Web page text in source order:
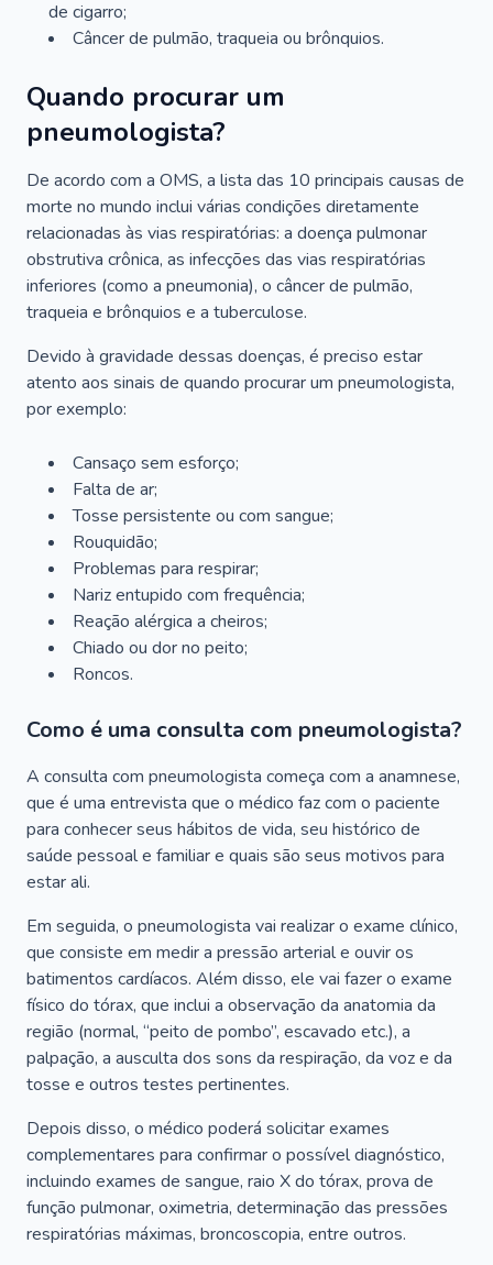
de cigarro;
Câncer de pulmão, traqueia ou brônquios.
Quando procurar um
pneumologista?
De acordo com a OMS, a lista das 10 principais causas de
morte no mundo inclui várias condições diretamente
relacionadas às vias respiratórias: a doença pulmonar
obstrutiva crônica, as infecções das vias respiratórias
inferiores (como a pneumonia), o câncer de pulmão,
traqueia e brônquios e a tuberculose.
Devido à gravidade dessas doenças, é preciso estar
atento aos sinais de quando procurar um pneumologista,
por exemplo:
Cansaço sem esforço;
Falta de ar;
Tosse persistente ou com sangue;
Rouquidão;
Problemas para respirar;
Nariz entupido com frequência;
Reação alérgica a cheiros;
Chiado ou dor no peito;
Roncos.
Como é uma consulta com pneumologista?
A consulta com pneumologista começa com a anamnese,
que é uma entrevista que o médico faz com o paciente
para conhecer seus hábitos de vida, seu histórico de
saúde pessoal e familiar e quais são seus motivos para
estar ali.
Em seguida, o pneumologista vai realizar o exame clínico,
que consiste em medir a pressão arterial e ouvir os
batimentos cardíacos. Além disso, ele vai fazer o exame
físico do tórax, que inclui a observação da anatomia da
região (normal, “peito de pombo”, escavado etc.), a
palpação, a ausculta dos sons da respiração, da voz e da
tosse e outros testes pertinentes.
Depois disso, o médico poderá solicitar exames
complementares para confirmar o possível diagnóstico,
incluindo exames de sangue, raio X do tórax, prova de
função pulmonar, oximetria, determinação das pressões
respiratórias máximas, broncoscopia, entre outros.